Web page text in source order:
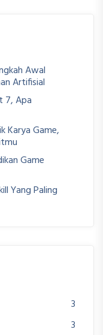
Awal
Artifisial
7, Apa
Karya Game,
Game
Yang Paling
3
3